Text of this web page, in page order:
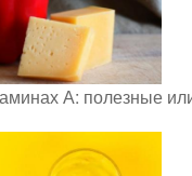
А: полезные